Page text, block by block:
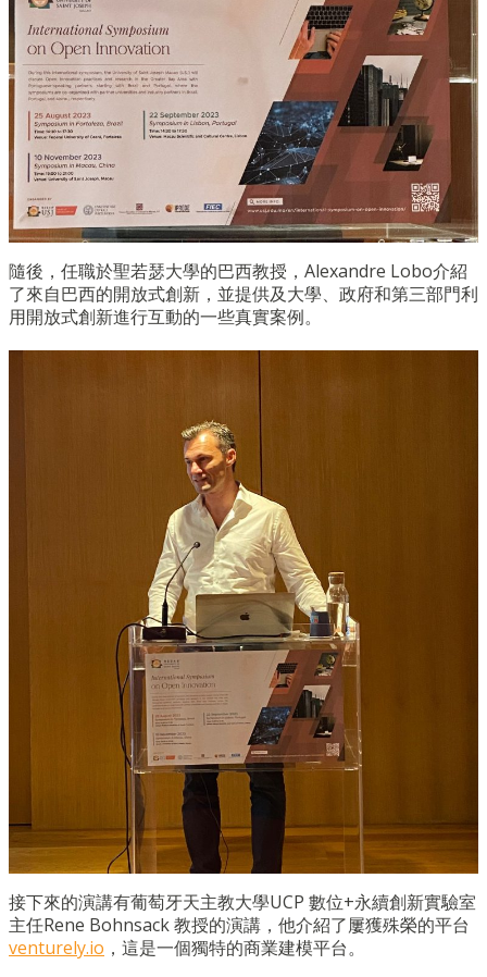
隨後，任職於聖若瑟大學的巴西教授，Alexandre Lobo介紹
了來自巴西的開放式創新，並提供及大學、政府和第三部門利
用開放式創新進行互動的一些真實案例。
接下來的演講有葡萄牙天主教大學UCP 數位+永續創新實驗室
主任Rene Bohnsack 教授的演講，他介紹了屢獲殊榮的平台
venturely.io ，這是一個獨特的商業建模平台。